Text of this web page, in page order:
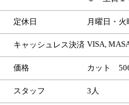
定休日 月曜日・
キャッシュレス決済 VISA,
価格 カット
スタッフ 3人